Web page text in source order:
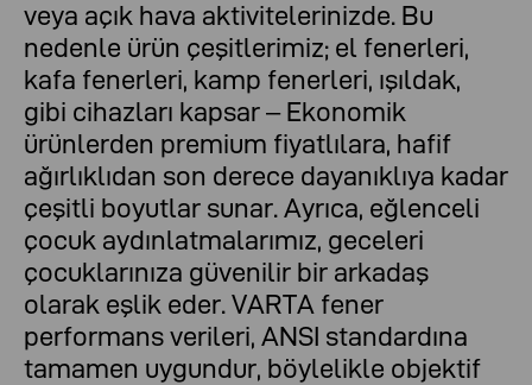
veya açık hava aktivitelerinizde. Bu
nedenle ürün çeşitlerimiz; el fenerleri,
kafa fenerleri, kamp fenerleri, ışıldak,
gibi cihazları kapsar – Ekonomik
ürünlerden premium fiyatlılara, hafif
ağırlıklıdan son derece dayanıklıya kadar
çeşitli boyutlar sunar. Ayrıca, eğlenceli
çocuk aydınlatmalarımız, geceleri
çocuklarınıza güvenilir bir arkadaş
olarak eşlik eder. VARTA fener
performans verileri, ANSI standardına
tamamen uygundur, böylelikle objektif